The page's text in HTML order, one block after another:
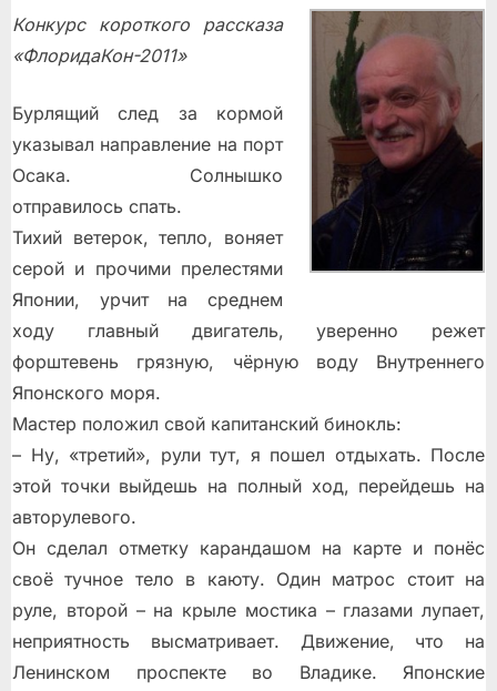
Конкурс короткого рассказа
«ФлоридаКон-2011»
Бурлящий след за кормой
указывал направление на порт
Осака. Солнышко
отправилось спать.
Тихий ветерок, тепло, воняет
серой и прочими прелестями
Японии, урчит на среднем
ходу главный двигатель, уверенно режет
форштевень грязную, чёрную воду Внутреннего
Японского моря.
Мастер положил свой капитанский бинокль:
– Ну, «третий», рули тут, я пошел отдыхать. После
этой точки выйдешь на полный ход, перейдешь на
авторулевого.
Он сделал отметку карандашом на карте и понёс
своё тучное тело в каюту. Один матрос стоит на
руле, второй – на крыле мостика – глазами лупает,
неприятность высматривает. Движение, что на
Ленинском проспекте во Владике. Японские